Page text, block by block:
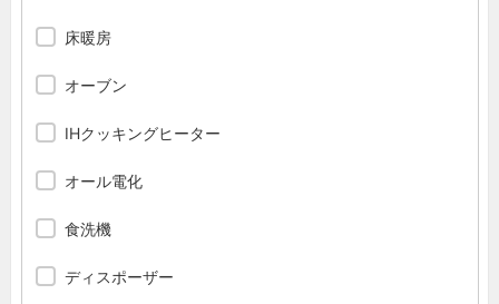
床暖房
オーブン
IHクッキングヒーター
オール電化
食洗機
ディスポーザー